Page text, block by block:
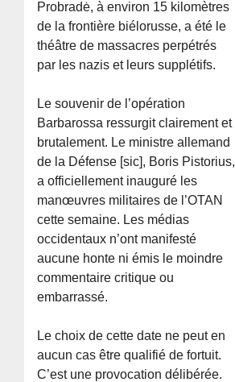
Probradė, à environ 15 kilomètres
de la frontière biélorusse, a été le
théâtre de massacres perpétrés
par les nazis et leurs supplétifs.
Le souvenir de l’opération
Barbarossa ressurgit clairement et
brutalement. Le ministre allemand
de la Défense [sic], Boris Pistorius,
a officiellement inauguré les
manœuvres militaires de l’OTAN
cette semaine. Les médias
occidentaux n’ont manifesté
aucune honte ni émis le moindre
commentaire critique ou
embarrassé.
Le choix de cette date ne peut en
aucun cas être qualifié de fortuit.
C’est une provocation délibérée.